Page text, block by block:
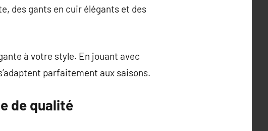
des gants en cuir élégants et des
à votre style. En jouant avec
parfaitement aux saisons.
de qualité